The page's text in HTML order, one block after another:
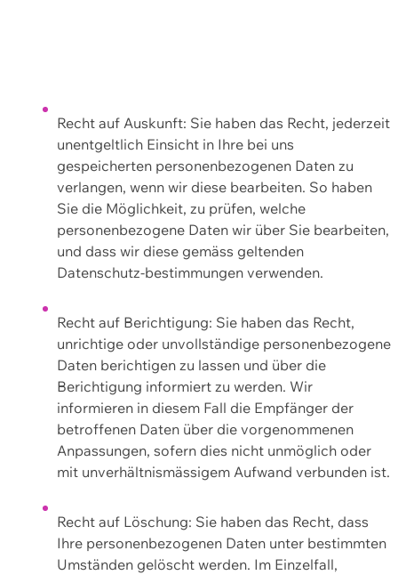
Recht auf Auskunft: Sie haben das Recht, jederzeit
unentgeltlich Einsicht in Ihre bei uns
gespeicherten personenbezogenen Daten zu
verlangen, wenn wir diese bearbeiten. So haben
Sie die Möglichkeit, zu prüfen, welche
personenbezogene Daten wir über Sie bearbeiten,
und dass wir diese gemäss geltenden
Datenschutz-bestimmungen verwenden.
Recht auf Berichtigung: Sie haben das Recht,
unrichtige oder unvollständige personenbezogene
Daten berichtigen zu lassen und über die
Berichtigung informiert zu werden. Wir
informieren in diesem Fall die Empfänger der
betroffenen Daten über die vorgenommenen
Anpassungen, sofern dies nicht unmöglich oder
mit unverhältnismässigem Aufwand verbunden ist.
Recht auf Löschung: Sie haben das Recht, dass
Ihre personenbezogenen Daten unter bestimmten
Umständen gelöscht werden. Im Einzelfall,